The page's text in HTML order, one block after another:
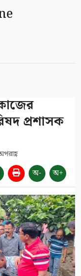
প্রশাসক
অ- অ+